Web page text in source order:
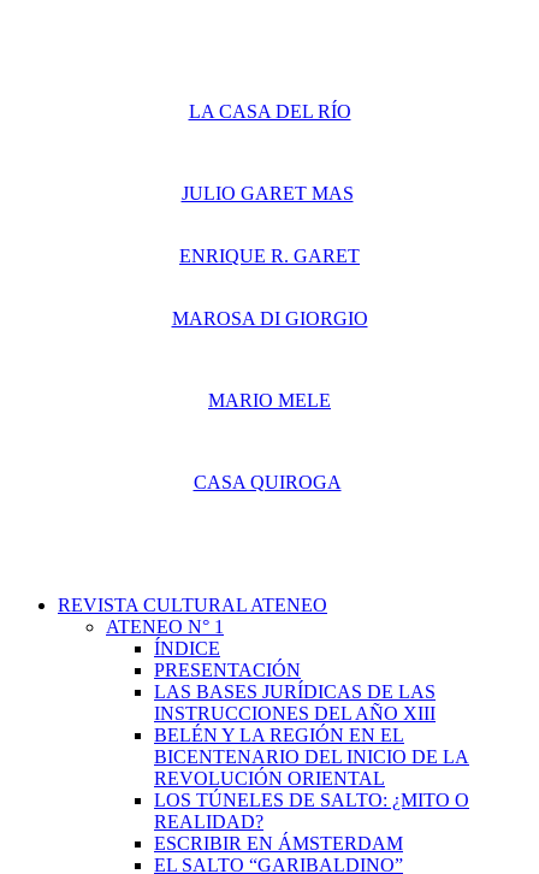
LA CASA DEL RÍO
JULIO GARET MAS
ENRIQUE R. GARET
MAROSA DI GIORGIO
MARIO MELE
CASA QUIROGA
REVISTA CULTURAL ATENEO
ATENEO N° 1
ÍNDICE
PRESENTACIÓN
LAS BASES JURÍDICAS DE LAS
INSTRUCCIONES DEL AÑO XIII
BELÉN Y LA REGIÓN EN EL
BICENTENARIO DEL INICIO DE LA
REVOLUCIÓN ORIENTAL
LOS TÚNELES DE SALTO: ¿MITO O
REALIDAD?
ESCRIBIR EN ÁMSTERDAM
EL SALTO “GARIBALDINO”